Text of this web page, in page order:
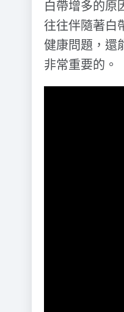
白帶增多的原
往往伴隨著白
健康問題，還
非常重要的。